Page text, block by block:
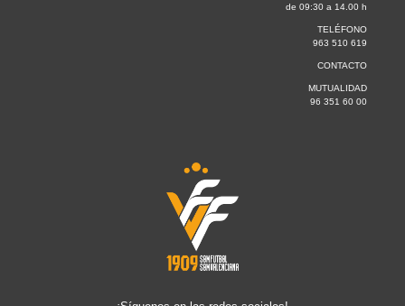
de 09:30 a 14.00 h
TELÉFONO
963 510 619
CONTACTO
MUTUALIDAD
96 351 60 00